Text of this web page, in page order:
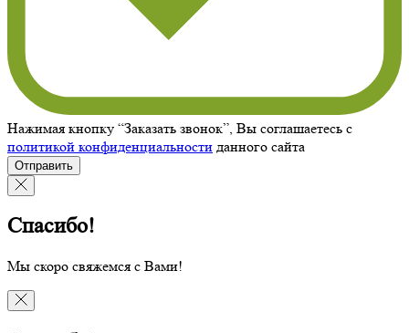
Нажимая кнопку “Заказать звонок”, Вы соглашаетесь с
политикой конфиденциальности данного сайта
Отправить
Спасибо!
Мы скоро свяжемся с Вами!